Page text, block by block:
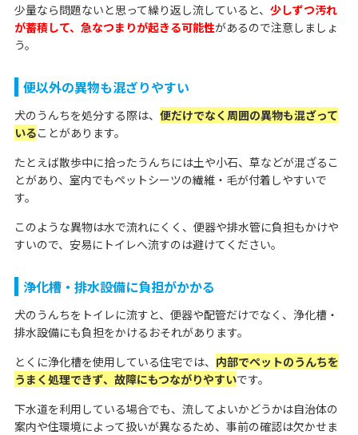
少量なら問題ないと思って繰り返し流していると、 少しずつ汚れ
が蓄積して、急なつまりが起きる可能性があるので注意しましょ
う。
便以外の異物も混ざりやすい
犬のうんちを処分する際は、 便だけでなく周囲の異物も混ざって
いることがあります。
たとえば散歩中に拾ったうんちには土や小石、草などが混ざるこ
とがあり、室内でもペットシーツの繊維・毛が付着しやすいで
す。
このような異物は水で流れにくく、便器や排水管に負担もかけや
すいので、安易にトイレへ流すのは避けてください。
浄化槽・排水設備に負担がかかる
犬のうんちをトイレに流すと、便器や配管だけでなく、浄化槽・
排水設備にも負担をかけるおそれがあります。
とくに浄化槽を使用している住宅では、 内部でペットのうんちを
うまく処理できず、故障にもつながりやすいです。
下水道を利用している場合でも、流してよいかどうかは自治体の
案内や住環境によって扱いが異なるため、事前の確認は欠かせま